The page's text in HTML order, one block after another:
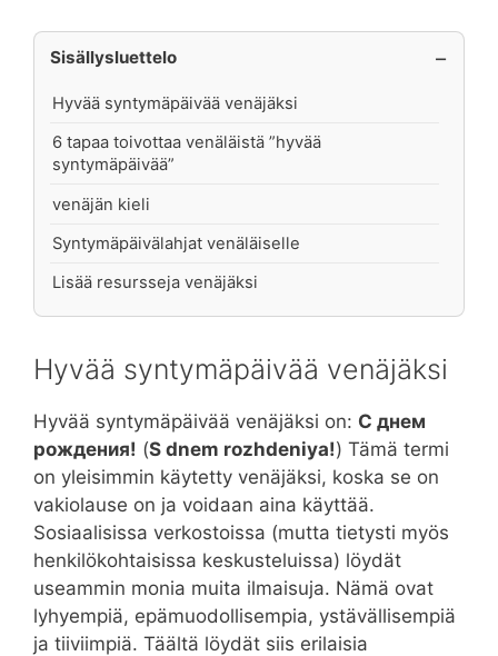
Sisällysluettelo
Hyvää syntymäpäivää venäjäksi
6 tapaa toivottaa venäläistä ”hyvää
syntymäpäivää”
venäjän kieli
Syntymäpäivälahjat venäläiselle
Lisää resursseja venäjäksi
Hyvää syntymäpäivää venäjäksi
Hyvää syntymäpäivää venäjäksi on: С днем ​​​​
рождения! (S dnem ​​rozhdeniya!) Tämä termi
on yleisimmin käytetty venäjäksi, koska se on
vakiolause on ja voidaan aina käyttää.
Sosiaalisissa verkostoissa (mutta tietysti myös
henkilökohtaisissa keskusteluissa) löydät
useammin monia muita ilmaisuja. Nämä ovat
lyhyempiä, epämuodollisempia, ystävällisempiä
ja tiiviimpiä. Täältä löydät siis erilaisia ​​